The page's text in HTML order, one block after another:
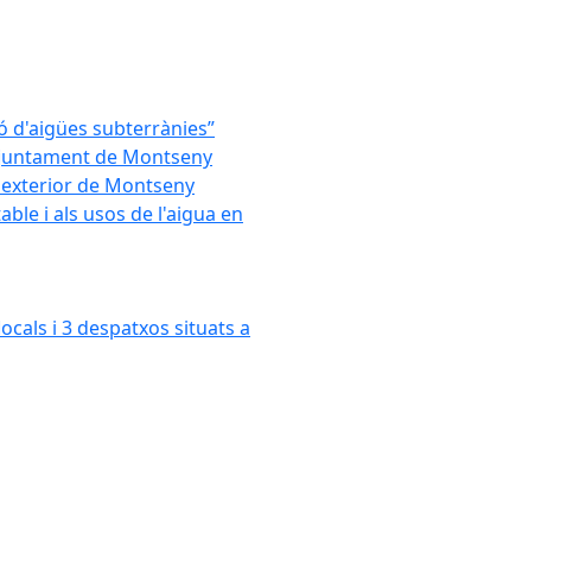
d'aigües subterrànies”
de Montseny
de Montseny
i als usos de l'aigua en
i 3 despatxos situats a